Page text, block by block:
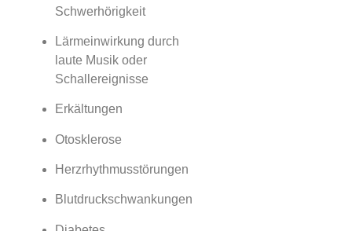
Schwerhörigkeit
Lärmeinwirkung durch
laute Musik oder
Schallereignisse
Erkältungen
Otosklerose
Herzrhythmusstörungen
Blutdruckschwankungen